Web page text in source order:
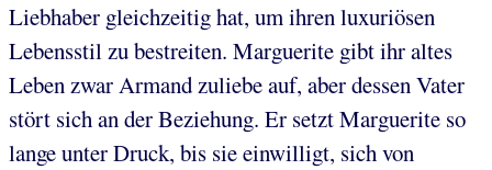
Liebhaber gleichzeitig hat, um ihren luxuriösen
Lebensstil zu bestreiten. Marguerite gibt ihr altes
Leben zwar Armand zuliebe auf, aber dessen Vater
stört sich an der Beziehung. Er setzt Marguerite so
lange unter Druck, bis sie einwilligt, sich von